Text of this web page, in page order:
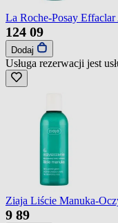
La Roche-Posay
124 09
Dodaj
Usługa rezerwacji jest
Ziaja Liście Manuka-
9 89